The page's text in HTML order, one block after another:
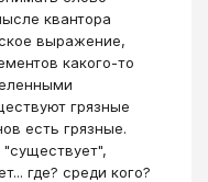
квантора
выражение,
какого-то
грязные
есть грязные.
"существует",
где? среди кого?